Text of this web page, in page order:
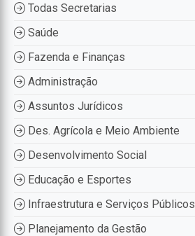
Todas Secretarias
Saúde
Fazenda e Finanças
Administração
Assuntos Jurídicos
Des. Agrícola e Meio Ambiente
Desenvolvimento Social
Educação e Esportes
Infraestrutura e Serviços Públicos
Planejamento da Gestão